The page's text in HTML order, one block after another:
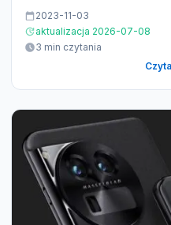
2023-11-03
aktualizacja 2026-07-08
3 min czytania